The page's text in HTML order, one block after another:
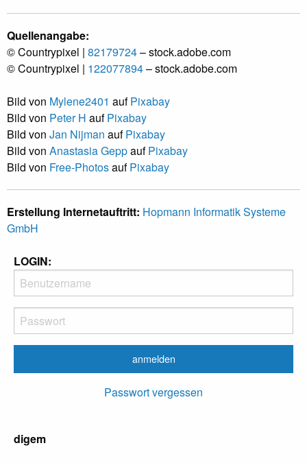
Quellenangabe:
© Countrypixel | 82179724– stock.adobe.com
© Countrypixel | 122077894– stock.adobe.com
Bild von Mylene2401 aufPixabay
Bild von Peter H aufPixabay
Bild von Jan Nijman aufPixabay
Bild von Anastasia GeppaufPixabay
Bild von Free-PhotosaufPixabay
Erstellung Internetauftritt: Hopmann Informatik Systeme
GmbH
LOGIN:
Passwort vergessen
digem